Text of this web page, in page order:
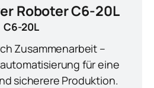
Roboter C6-20L
C6-20L
Zusammenarbeit –
für eine
sicherere Produktion.